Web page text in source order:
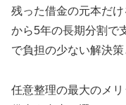
残った借金の元本だ
から5年の長期分割で
で負担の少ない解決策
任意整理の最大のメ